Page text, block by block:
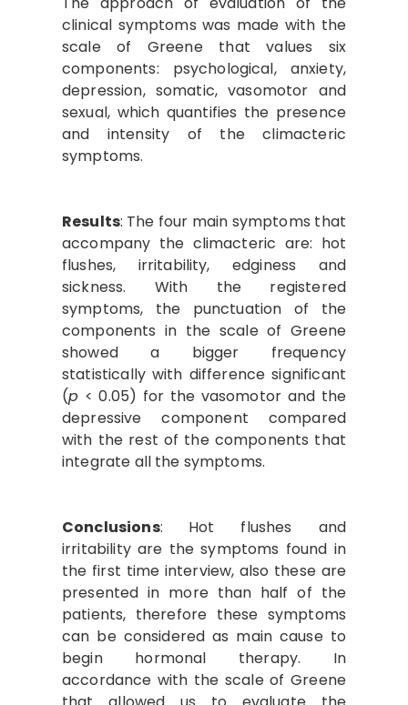
clinical symptoms was made with the
scale of Greene that values six
components: psychological, anxiety,
depression, somatic, vasomotor and
sexual, which quantifies the presence
and intensity of the climacteric
symptoms.
Results: The four main symptoms that
accompany the climacteric are: hot
flushes, irritability, edginess and
sickness. With the registered
symptoms, the punctuation of the
components in the scale of Greene
showed a bigger frequency
statistically with difference significant
(p < 0.05) for the vasomotor and the
depressive component compared
with the rest of the components that
integrate all the symptoms.
Conclusions:
Hot flushes and
irritability are the symptoms found in
the first time interview, also these are
presented in more than half of the
patients, therefore these symptoms
can be considered as main cause to
begin hormonal therapy. In
accordance with the scale of Greene